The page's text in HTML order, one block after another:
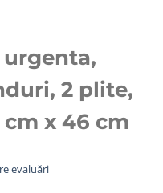
urgenta,
2 plite,
x 46 cm
evaluări